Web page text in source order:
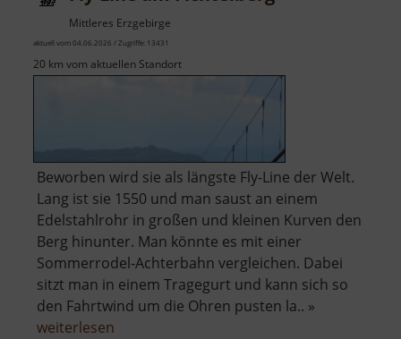
Mittleres Erzgebirge
aktuell vom 04.06.2026 / Zugriffe: 13431
20 km vom aktuellen Standort
Beworben wird sie als längste Fly-Line der Welt.
Lang ist sie 1550 und man saust an einem
Edelstahlrohr in großen und kleinen Kurven den
Berg hinunter. Man könnte es mit einer
Sommerrodel-Achterbahn vergleichen. Dabei
sitzt man in einem Tragegurt und kann sich so
den Fahrtwind um die Ohren pusten la.. »
weiterlesen